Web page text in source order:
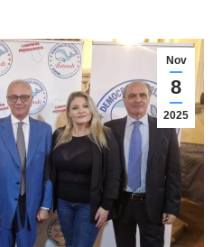
Nov
8
2025